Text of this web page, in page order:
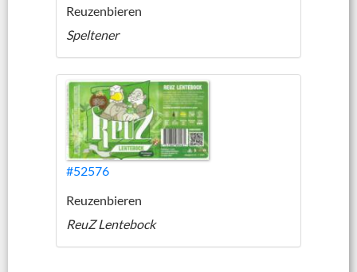
Reuzenbieren
Speltener
#52576
Reuzenbieren
ReuZ Lentebock